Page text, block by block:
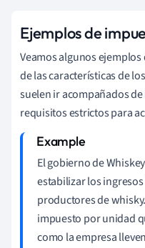
Ejemplos de
Veamos algunos
de las características de
suelen ir acompañados
requisitos estrictos para
El gobierno de
estabilizar los
productores de
impuesto por unidad
como la empresa